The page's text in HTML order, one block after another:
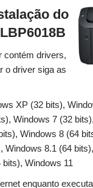
do
contém drivers,
o driver siga as
XP (32 bits),
Windows 7 (32
Windows 8 (64
Windows 8.1 (64
Windows 11
enquanto